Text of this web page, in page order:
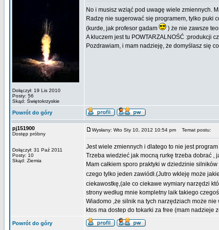
Dołączył: 19 Lis 2010
Posty: 56
Skąd: Świętokrzyskie
No i musisz wziąć pod uwagę wiele zmiennych.
Radzę nie sugerować się programem, tylko puki
(kurde, jak profesor gadam
) że nie zawsze
A kluczem jest tu POWTARZALNOŚĆ :produkcji
Pozdrawiam, i mam nadzieję, że domyślasz się
Powrót do góry
pj151900
Dostęp próbny
Dołączył: 31 Paź 2011
Posty: 10
Skąd: Ziemia
Wysłany: Wto Sty 10, 2012 10:54 pm Temat postu:
Jest wiele zmiennych i dlatego to nie jest
Trzeba wiedzieć jak mocną rurkę trzeba dobrać ,
Mam całkiem sporo praktyki w dziedzinie
czego tylko jeden zawiódł.(Jutro wkleję może
ciekawostkę,(ale co ciekawe wymiary narzędzi
strony według mnie kompletny laik takiego
Wiadomo ,że silnik na tych narzędziach może
ktos ma dostep do tokarki za free (mam nadzieje
Powrót do góry